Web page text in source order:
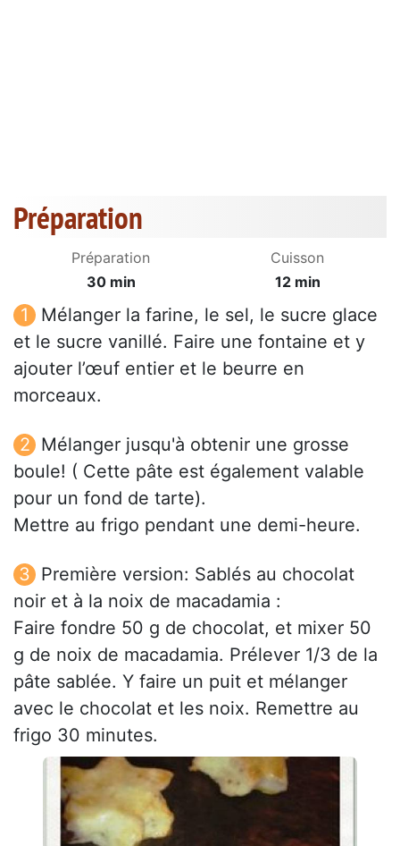
Préparation
Préparation
30 min
Cuisson
12 min
Mélanger la farine, le sel, le sucre glace
et le sucre vanillé. Faire une fontaine et y
ajouter l’œuf entier et le beurre en
morceaux.
Mélanger jusqu'à obtenir une grosse
boule! ( Cette pâte est également valable
pour un fond de tarte).
Mettre au frigo pendant une demi-heure.
Première version: Sablés au chocolat
noir et à la noix de macadamia :
Faire fondre 50 g de chocolat, et mixer 50
g de noix de macadamia. Prélever 1/3 de la
pâte sablée. Y faire un puit et mélanger
avec le chocolat et les noix. Remettre au
frigo 30 minutes.